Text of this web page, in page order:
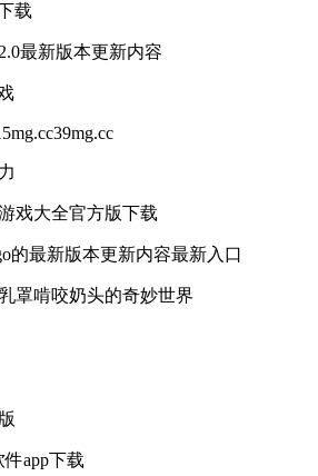
载
最新版本更新内容
戏大全官方版下载
的最新版本更新内容最新入口
罩啃咬奶头的奇妙世界
app下载